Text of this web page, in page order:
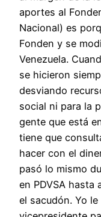
aportes al
Nacional) es
Fonden y se
Venezuela.
se hicieron
desviando
social ni para la
gente que está
tiene que
hacer con el
pasó lo mismo
en PDVSA hasta
el sacudón. Yo